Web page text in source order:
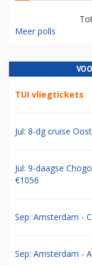
Meer polls
TUI vliegtickets
Jul: 8-dg cruise
Jul: 9-daagse
€1056
Sep: Amsterdam -
Sep: Amsterdam -